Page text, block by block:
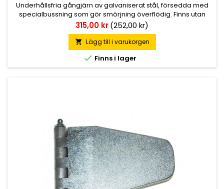
Underhållsfria gångjärn av galvaniserat stål, försedda med
specialbussning som gör smörjning överflödig. Finns utan
skruvhål men även med som är försänkta 6,4 mm diameter.
Totallängd 105 mm, 70+35 mm. Höjd leddel 50 mm.
Godstjocklek 3,5 mm.
Pris
315,00 kr(252,00 kr)
 Lägg till i varukorgen
 Finns i lager